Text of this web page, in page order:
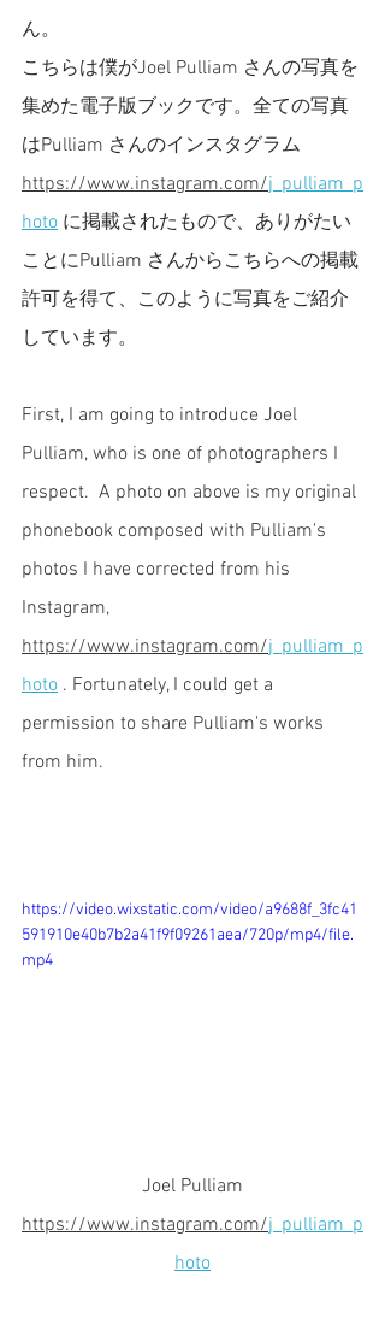
ん。
こちらは僕がJoel Pulliam さんの写真を
集めた電子版ブックです。全ての写真
はPulliam さんのインスタグラム
https://www.instagram.com/j_pulliam_p
hoto に掲載されたもので、ありがたい
ことにPulliam さんからこちらへの掲載
許可を得て、このように写真をご紹介
しています。
First, I am going to introduce Joel
Pulliam, who is one of photographers I
respect.  A photo on above is my original
phonebook composed with Pulliam's
photos I have corrected from his
Instagram,
https://www.instagram.com/j_pulliam_p
hoto . Fortunately, I could get a
permission to share Pulliam's works
from him.
https://video.wixstatic.com/video/a9688f_3fc41
591910e40b7b2a41f9f09261aea/720p/mp4/file.
mp4
Joel Pulliam
https://www.instagram.com/j_pulliam_p
hoto